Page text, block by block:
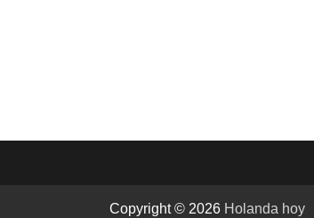
Copyright © 2026 Holanda hoy